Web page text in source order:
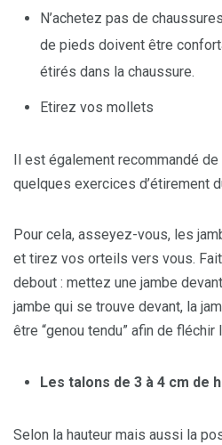
N’achetez pas de
de pieds doivent être
étirés dans la chaussure.
Etirez vos mollets
Il est également recommandé
quelques exercices d’étirement
Pour cela, asseyez-vous, les
et tirez vos orteils vers vous.
debout : mettez une jambe
jambe qui se trouve devant, la
être “genou tendu” afin de fléchir
Les talons de 3 à 4 cm de
Selon la hauteur mais aussi la